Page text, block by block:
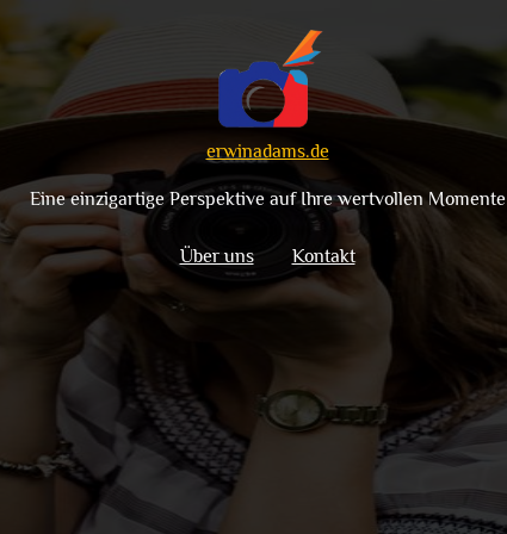
erwinadams.de
Eine einzigartige Perspektive auf Ihre wertvollen Momente
Über uns Kontakt